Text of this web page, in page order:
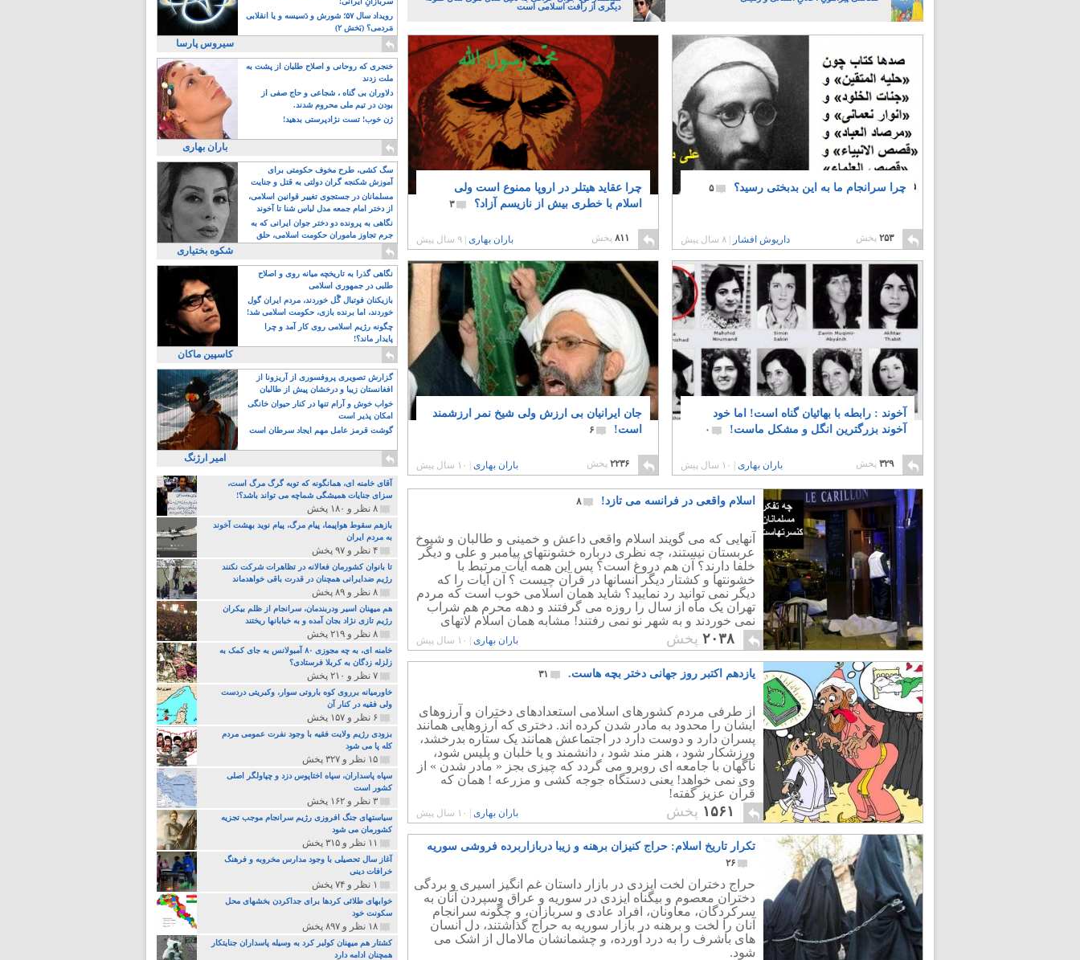
دیگری از رأفت اسلامی است
چرا سرانجام ما به این بدبختی رسید؟ ۵
۲۵۳ پخش داریوش افشار |۸ سال پیش
چرا عقاید هیتلر در اروپا ممنوع است ولی
اسلام با خطری بیش از نازیسم آزاد؟
۳
۸۱۱پخش باران بهاری ۹ سال پیش
آخوند : رابطه با بهائیان گناه است! اما خود
آخوند بزرگترین انگل و مشکل ماست!
۰
۳۲۹ پخش باران بهاری ۱۰ سال پیش
جان ایرانیان بی ارزش ولی شیخ نمر ارزشمند
است!
۶
۲۲۳۶پخش باران بهاری ۱۰ سال پیش
اسلام واقعی در فرانسه می تازد! ۸
آنهایی که می گویند اسلام واقعی داعش و خمینی و طالبان و شیوخ
عربستان نیستند، چه نظری درباره خشونتهای پیامبر و علی و دیگر
خلفا دارند؟ آن هم دروغ است؟ پس این همه آیات مرتبط با
خشونتها و کشتار دیگر انسانها در قرآن چیست ؟ آن آیات را که
دیگر نمی توانید رد نمایید؟ شاید همان اسلامی خوب است که مردم
تهران یک ماه از سال را روزه می گرفتند و دهه محرم هم شراب
نمی خوردند و به شهر نو نمی رفتند! مشابه همان اسلام لاتهای
فیلمفارسی و اسلام محمد رضاشاه پهلوی! اسلام واقعی البته
بسیار درّنده تر است!
۲۰۳۸ پخش باران بهاری ۱۰ سال پیش
یازدهم اکتبر روز جهانی دختر بچه هاست. ۳۱
از طرفی مردم کشورهای اسلامی استعدادهای دختران و آرزوهای
ایشان را محدود به مادر شدن کرده اند. دختری که آرزوهایی همانند
پسران دارد و دوست دارد در اجتماعش همانند یک ستاره بدرخشد،
ورزشکار شود ، هنر مند شود ، دانشمند و یا خلبان و پلیس شود،
ناگهان با جامعه ای روبرو می گردد که چیزی بجز « مادر شدن » از
وی نمی خواهد! یعنی دستگاه جوجه کشی و مزرعه ! همان که
قرآن عزیز گفته!
۱۵۶۱ پخش باران بهاری ۱۰ سال پیش
تکرار تاریخ اسلام: حراج کنیزان برهنه و زیبا دربازاربرده فروشی سوریه
۲۶
حراج دختران لخت ایزدی در بازار داستان غم انگیز اسیری و بردگی
دختران معصوم و بیگناه ایزدی در سوریه و عراق وسپردن آنان به
سرکردگان، معاونان، افراد عادی و سربازان، و چگونه سرانجام
آنان را لخت و برهنه در بازار سوریه به حراج گذاشتند، دل انسان
های باشرف را به درد آورده، و چشمانشان مالامال از اشک می
شود.
رویداد سال ۵۷؛ شورش و دَسیسه و یا انقلابی
مَردمی؟ (بَخش ۲)
سیروس پارسا
خنجری که روحانی و اصلاح طلبان از پشت به
ملت زدند
دلاوران بی گناه ، شجاعی و حاج صفی از
بودن در تیم ملی محروم شدند.
ژن خوب! تست نژادپرستی بدهید!
باران بهاری
سگ کشی، طرح مخوف حکومتی برای
آموزش شکنجه گران دولتی به قتل و جنایت
بیشتر
مسلمانان در جستجوی تغییر قوانین اسلامی،
از دختر امام جمعه مدل لباس شنا تا آخوند
مسلمان همجنسگرا!
نگاهی به پرونده دو دختر جوان ایرانی که به
جرم تجاوز ماموران حکومت اسلامی، حلق
آویز شدند!
شکوه بختیاری
نگاهی گذرا به تاریخچه میانه روی و اصلاح
طلبی در جمهوری اسلامی
بازیکنان فوتبال گًل خوردند، مردم ایران گول
خوردند، اما برنده بازی، حکومت اسلامی شد!
چگونه رژیم اسلامی روی کار آمد و چرا
پایدار ماند؟!
کاسپین ماکان
گزارش تصویری پروفسوری از آریزونا از
افغانستان زیبا و درخشان پیش از طالبان
خواب خوش و آرام تنها در کنار حیوان خانگی
امکان پذیر است
گوشت قرمز عامل مهم ایجاد سرطان است
امیر ارژنگ
آقای خامنه ای، همانگونه که توبه گرگ مرگ است،
سزای جنایات همیشگی شماچه می تواند باشد؟!
۸ نظر و ۱۸۰ پخش
بازهم سقوط هواپیما، پیام مرگ، پیام نوید بهشت آخوند
به مردم ایران
۴ نظر و ۹۷ پخش
تا بانوان کشورمان فعالانه در تظاهرات شرکت نکنند
رژیم ضدایرانی همچنان در قدرت باقی خواهدماند
۸ نظر و ۸۹ پخش
هم میهنان اسیر ودربندمان، سرانجام از ظلم بیکران
رژیم تازی نژاد بجان آمده و به خبابانها ریختند
۸ نظر و ۲۱۹ پخش
خامنه ای، به چه مجوزی ۸۰ آمبولانس به جای کمک به
زلزله زدگان به کربلا فرستادی؟
۷ نظر و ۲۱۰ پخش
خاورمیانه برروی کوه باروتی سوار، وکبریتی دردست
ولی فقیه در کنار آن
۶ نظر و ۱۵۷ پخش
بزودی رژیم ولایت فقیه با وجود نفرت عمومی مردم
کله پا می شود
۱۵ نظر و ۳۲۷ پخش
سپاه پاسداران، سپاه اختاپوس دزد و چپاولگر اصلی
کشور است
۳ نظر و ۱۶۲ پخش
سیاستهای جنگ افروزی رژیم سرانجام موجب تجزیه
کشورمان می شود
۱۱ نظر و ۳۱۵ پخش
آغاز سال تحصیلی با وجود مدارس مخروبه و فرهنگ
خرافات دینی
۱ نظر و ۷۴ پخش
خوابهای طلائی کردها برای جداکردن بخشهای محل
سکونت خود
۱۸ نظر و ۸۹۷ پخش
کشتار هم میهنان کولبر کرد به وسیله پاسداران جنایتکار
همچنان ادامه دارد